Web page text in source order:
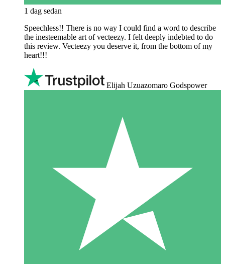
1 dag sedan
Speechless!! There is no way I could find a word to describe
the inesteemable art of vecteezy. I felt deeply indebted to do
this review. Vecteezy you deserve it, from the bottom of my
heart!!!
Elijah Uzuazomaro Godspower